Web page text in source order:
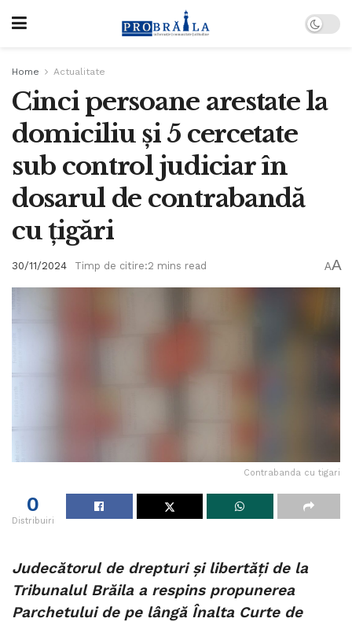
Home Actualitate
Cinci persoane arestate la
domiciliu și 5 cercetate
sub control judiciar în
dosarul de contrabandă
cu țigări
30/11/2024 Timp de citire:2 mins read AA
Contrabanda cu tigari
0
Distribuiri
Judecătorul de drepturi și libertăți de la
Tribunalul Brăila a respins propunerea
Parchetului de pe lângă Înalta Curte de